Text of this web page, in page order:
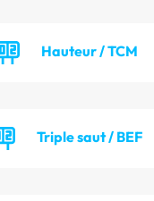
Hauteur / TCM
Triple saut / BEF